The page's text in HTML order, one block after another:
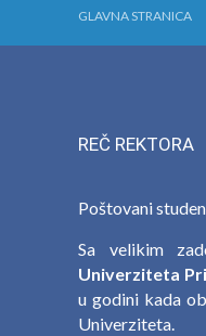
GLAVNA STRANICA
REČ REKTORA
Poštovani
Sa velikim
Univerziteta
u godini kada
Univerziteta.